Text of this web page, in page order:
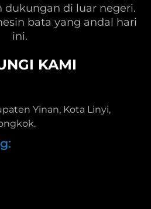
dukungan di luar negeri.
bata yang andal hari
ini.
KAMI
Yinan, Kota Linyi,